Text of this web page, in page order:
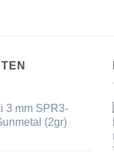
3 mm SPR3-
(2gr)